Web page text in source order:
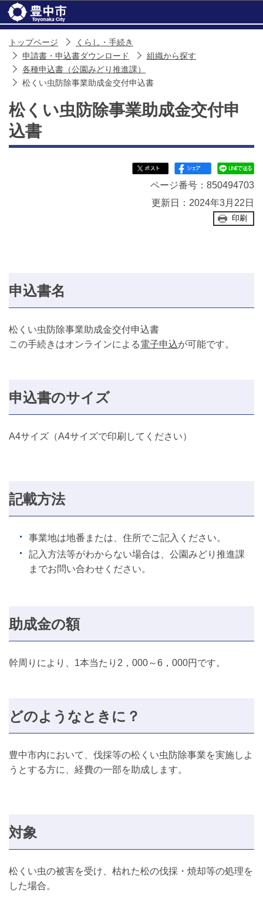
トップページ
くらし・手続き
申請書・申込書ダウンロード
組織から探す
各種申込書（公園みどり推進課）
松くい虫防除事業助成金交付申込書
松くい虫防除事業助成金交付申
込書
ページ番号：850494703
更新日：2024年3月22日
印刷
申込書名
松くい虫防除事業助成金交付申込書
この手続きはオンラインによる電子申込が可能です。
申込書のサイズ
A4サイズ（A4サイズで印刷してください）
記載方法
事業地は地番または、住所でご記入ください。
記入方法等がわからない場合は、公園みどり推進課
までお問い合わせください。
助成金の額
幹周りにより、1本当たり2，000～6，000円です。
どのようなときに？
豊中市内において、伐採等の松くい虫防除事業を実施しよ
うとする方に、経費の一部を助成します。
対象
松くい虫の被害を受け、枯れた松の伐採・焼却等の処理を
した場合。